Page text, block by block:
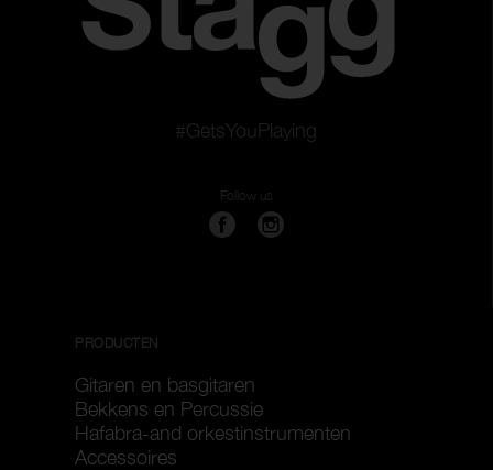
#GetsYouPlaying
Follow us
PRODUCTEN
Gitaren en basgitaren
Bekkens en Percussie
Hafabra-and orkestinstrumenten
Accessoires